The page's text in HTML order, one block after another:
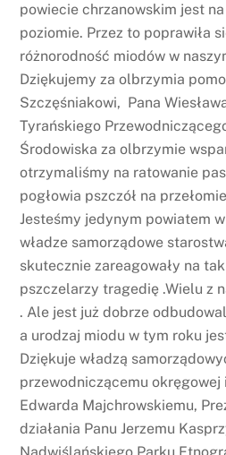
powiecie chrzanowskim jest
poziomie. Przez to poprawiła
różnorodność miodów w
Dziękujemy za olbrzymia
Szczęśniakowi, Pana
Tyrańskiego
Środowiska za olbrzymie
otrzymaliśmy na ratowanie
pogłowia pszczół na
Jesteśmy jedynym powiatem
władze samorządowe
skutecznie zareagowały na
pszczelarzy tragedię .Wielu z
. Ale jest już dobrze
a urodzaj miodu w tym roku
Dziękuje władzą
przewodniczącemu okręgowej
Edwarda Majchrowskiemu,
działania Panu Jerzemu